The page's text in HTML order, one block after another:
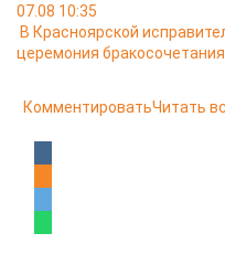
07.08 10:35
В Красноярской
церемония бракосочетания
КомментироватьЧитать